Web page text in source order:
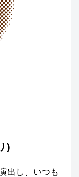
)
出し、いつも